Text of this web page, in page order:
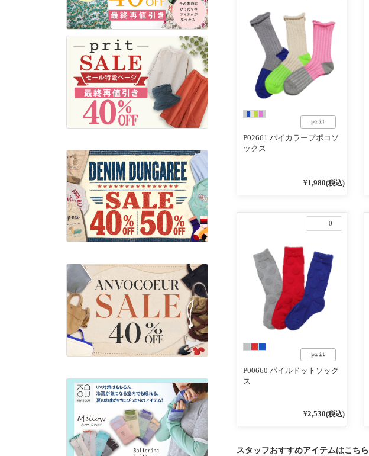
P02661 バイカラープポコソ
ックス
¥1,980(税込)
0
P00660 パイルドットソック
ス
¥2,530(税込)
スタッフおすすめアイテムはこちら